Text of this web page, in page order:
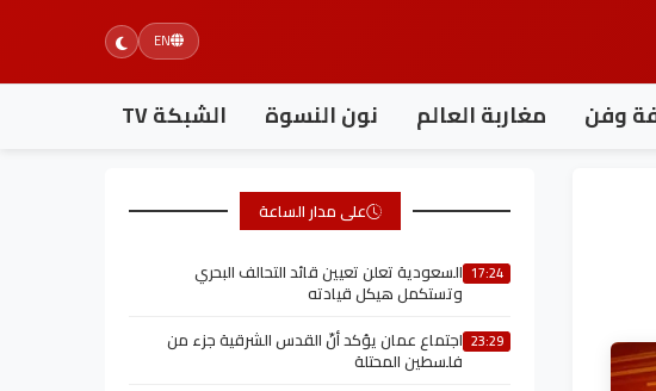
EN
وفن مغاربة العالم نون النسوة الشبكة TV
على مدار الساعة
17:24 السعودية تعلن تعيين قائد التحالف البحري
وتستكمل هيكل قيادته
23:29 اجتماع عمان يؤكد أنّ القدس الشرقية جزء من
فلسطين المحتلة